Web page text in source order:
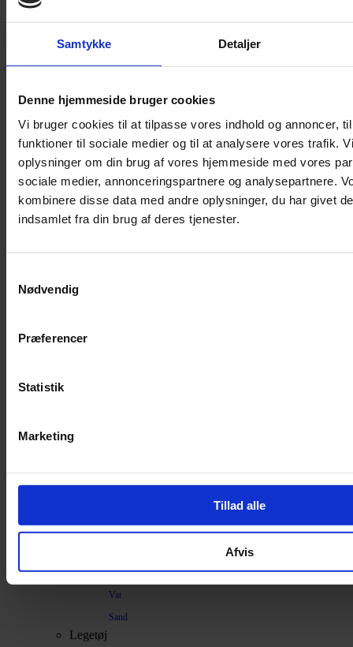
Samtykke Detaljer
Denne hjemmeside bruger cookies
Vi bruger cookies til at tilpasse vores indhold og annoncer,
funktioner til sociale medier og til at analysere vores trafik.
oplysninger om din brug af vores hjemmeside med vores
sociale medier, annonceringspartnere og analysepartnere.
kombinere disse data med andre oplysninger, du har givet
indsamlet fra din brug af deres tjenester.
Nødvendig
Præferencer
Statistik
Marketing
Tillad alle
Afvis
Bure
Hamsterbur
Kaninbur
Rottebur
Marsvinebur
Overdækning løbegård
Savsmuld
Bommuld
Træpiller
Vat
Sand
Legetøj